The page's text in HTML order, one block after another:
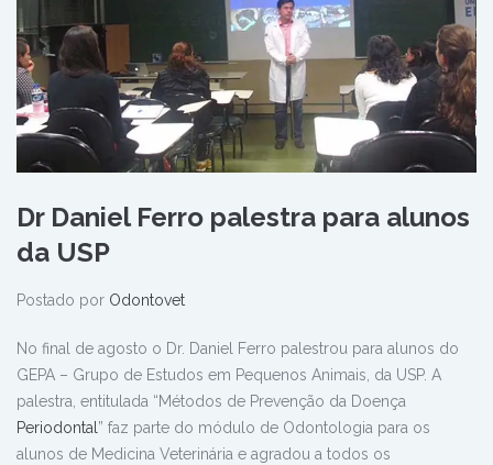
Dr Daniel Ferro palestra para alunos
da USP
Postado por Odontovet
No final de agosto o Dr. Daniel Ferro palestrou para alunos do
GEPA – Grupo de Estudos em Pequenos Animais, da USP. A
palestra, entitulada “Métodos de Prevenção da Doença
Periodontal” faz parte do módulo de Odontologia para os
alunos de Medicina Veterinária e agradou a todos os